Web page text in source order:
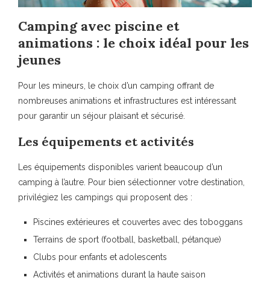
Camping avec piscine et
animations : le choix idéal pour les
jeunes
Pour les mineurs, le choix d’un camping offrant de
nombreuses animations et infrastructures est intéressant
pour garantir un séjour plaisant et sécurisé.
Les équipements et activités
Les équipements disponibles varient beaucoup d’un
camping à l’autre. Pour bien sélectionner votre destination,
privilégiez les campings qui proposent des :
Piscines extérieures et couvertes avec des toboggans
Terrains de sport (football, basketball, pétanque)
Clubs pour enfants et adolescents
Activités et animations durant la haute saison